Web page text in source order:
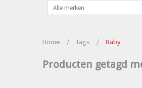
Home / Tags / Baby
Producten getagd